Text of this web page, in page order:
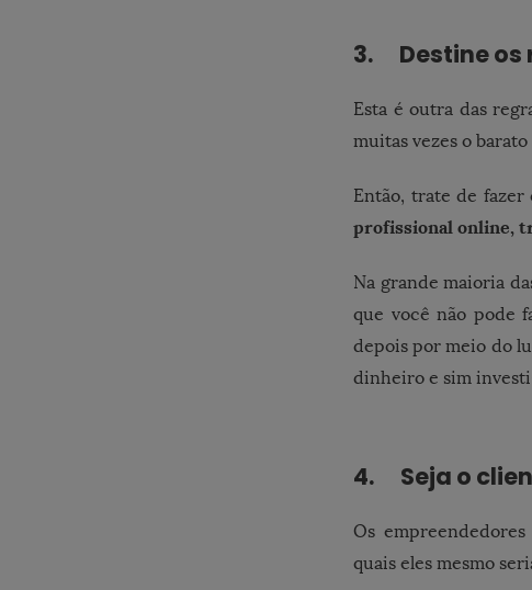
3. Destine os
Esta é outra das
muitas vezes o
Então, trate de fazer
profissional online,
Na grande maioria
que você não pode
depois por meio do
dinheiro e sim
4. Seja o
Os
quais eles mesmo